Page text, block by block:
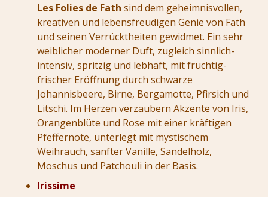
Les Folies de Fathsind dem geheimnisvollen,
kreativen und lebensfreudigen Genie von Fath
und seinen Verrücktheiten gewidmet. Ein sehr
weiblicher moderner Duft, zugleich sinnlich-
intensiv, spritzig und lebhaft, mit fruchtig-
frischer Eröffnung durch schwarze
Johannisbeere, Birne, Bergamotte, Pfirsich und
Litschi. Im Herzen verzaubern Akzente von Iris,
Orangenblüte und Rose mit einer kräftigen
Pfeffernote, unterlegt mit mystischem
Weihrauch, sanfter Vanille, Sandelholz,
Moschus und Patchouli in der Basis.
Irissime